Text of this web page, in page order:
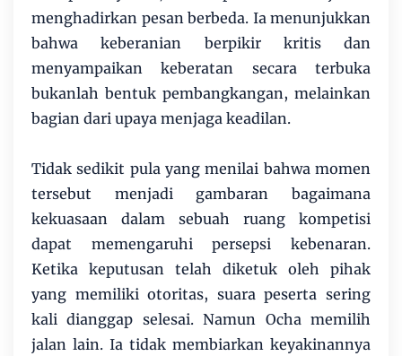
menghadirkan pesan berbeda. Ia menunjukkan
bahwa keberanian berpikir kritis dan
menyampaikan keberatan secara terbuka
bukanlah bentuk pembangkangan, melainkan
bagian dari upaya menjaga keadilan.
Tidak sedikit pula yang menilai bahwa momen
tersebut menjadi gambaran bagaimana
kekuasaan dalam sebuah ruang kompetisi
dapat memengaruhi persepsi kebenaran.
Ketika keputusan telah diketuk oleh pihak
yang memiliki otoritas, suara peserta sering
kali dianggap selesai. Namun Ocha memilih
jalan lain. Ia tidak membiarkan keyakinannya